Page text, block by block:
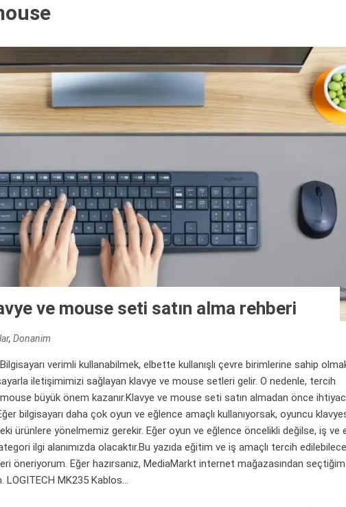
ve mouse seti satın alma rehberi
, Donanim
verimli kullanabilmek, elbette kullanışlı çevre birimlerine sahip
iletişimimizi sağlayan klavye ve mouse setleri gelir. O nedenle, tercih
büyük önem kazanır.Klavye ve mouse seti satın almadan önce
bilgisayarı daha çok oyun ve eğlence amaçlı kullanıyorsak, oyuncu
ürünlere yönelmemiz gerekir. Eğer oyun ve eğlence öncelikli değilse, iş ve
ilgi alanımızda olacaktır.Bu yazıda eğitim ve iş amaçlı tercih
öneriyorum. Eğer hazırsanız, MediaMarkt internet mağazasından
LOGITECH MK235 Kablos...